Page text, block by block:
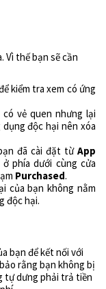
Vì thế bạn sẽ cần
kiểm tra xem có ứng
vẻ quen nhưng lại
độc hại nên xóa
đã cài đặt từ App
ở phía dưới cùng cửa
Purchased.
của bạn không nằm
độc hại.
bạn để kết nối với
rằng bạn không bị
tự dưng phải trả tiền